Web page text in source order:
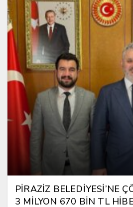
PİRAZİZ BELEDİYESİ’NE
3 MİLYON 670 BİN TL